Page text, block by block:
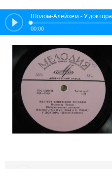
Шолом-Алейхем - У доктора
00:00